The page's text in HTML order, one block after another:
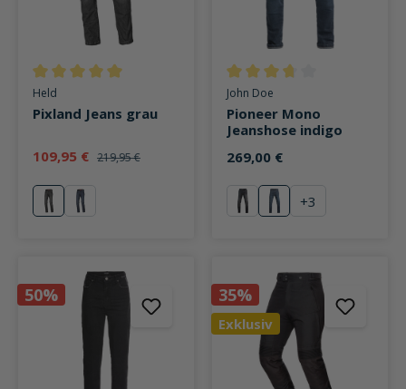
Durchschnittliche Bewertung von 5 von 5 Sternen
Held
Pixland Jeans grau
109,95 € 219,95 €
graudenim blau
Durchschnittliche Bewertung
John Doe
Pioneer Mono
Jeanshose indigo
269,00 €
schwarzReplica
+3
50% 35%
Exklusiv